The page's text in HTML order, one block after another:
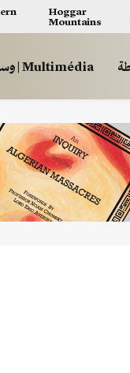
Hoggar
Mountains
وسائط | Multimédia